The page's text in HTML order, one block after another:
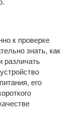
к проверке
знать, как
различать
его